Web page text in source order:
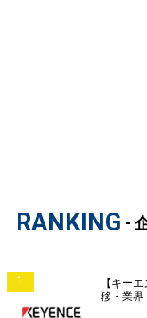
RANKING -
1
【キー
移・業界